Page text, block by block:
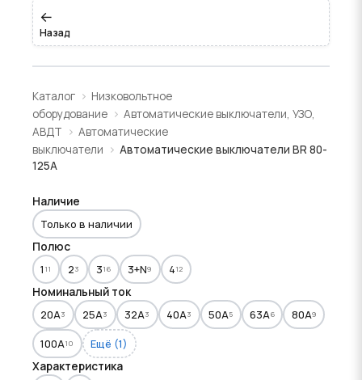
←
Назад
Каталог
Низковольтное
оборудование
Автоматические выключатели, УЗО,
АВДТ
Автоматические
выключатели
Автоматические выключатели BR 80-
125A
Наличие
Только в наличии
Полюс
1 11 23 316 3+N9 412
Номинальный ток
20A3 25A3 32A3 40A3 50A5 63A6 80A9
100A10
Ещё (1)
Характеристика